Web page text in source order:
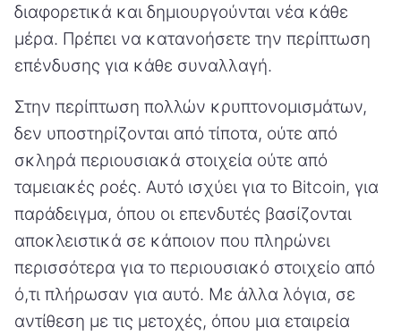
διαφορετικά και δημιουργούνται νέα κάθε
μέρα. Πρέπει να κατανοήσετε την περίπτωση
επένδυσης για κάθε συναλλαγή.
Στην περίπτωση πολλών κρυπτονομισμάτων,
δεν υποστηρίζονται από τίποτα, ούτε από
σκληρά περιουσιακά στοιχεία ούτε από
ταμειακές ροές. Αυτό ισχύει για το Bitcoin, για
παράδειγμα, όπου οι επενδυτές βασίζονται
αποκλειστικά σε κάποιον που πληρώνει
περισσότερα για το περιουσιακό στοιχείο από
ό,τι πλήρωσαν για αυτό. Με άλλα λόγια, σε
αντίθεση με τις μετοχές, όπου μια εταιρεία